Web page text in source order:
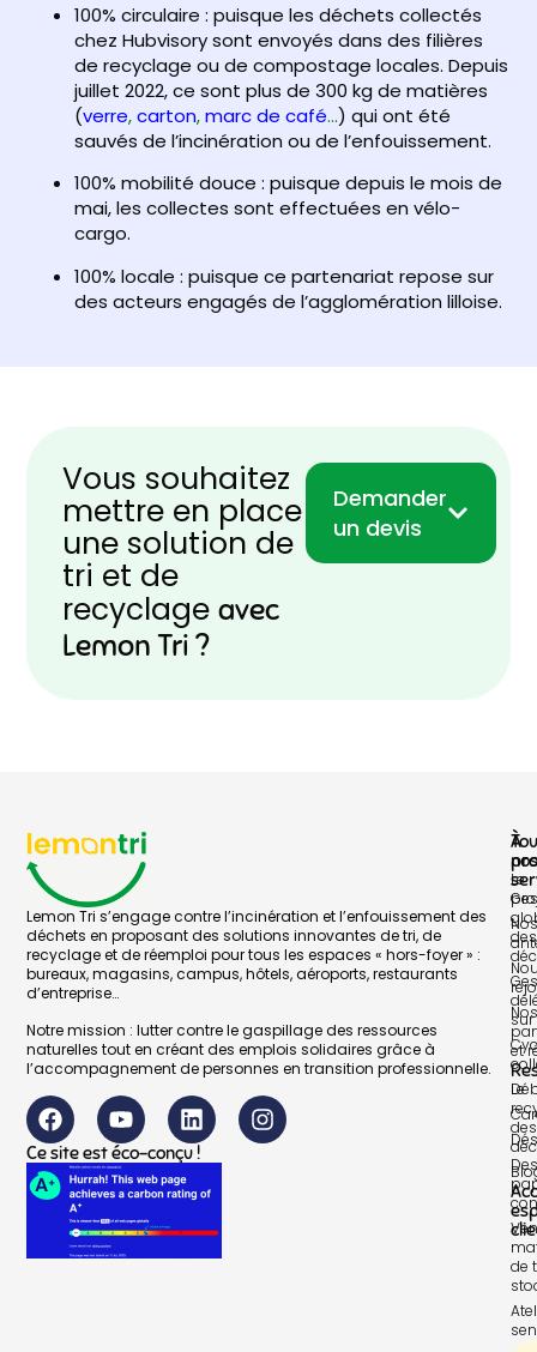
100% circulaire : puisque les déchets collectés
chez Hubvisory sont envoyés dans des filières
de recyclage ou de compostage locales. Depuis
juillet 2022, ce sont plus de 300 kg de matières
(verre,carton,marc de café…) qui ont été
sauvés de l’incinération ou de l’enfouissement.
100% mobilité douce : puisque depuis le mois de
mai, les collectes sont effectuées en vélo-
cargo.
100% locale : puisque ce partenariat repose sur
des acteurs engagés de l’agglomération lilloise.
Vous souhaitez
mettre en place
une solution de
tri et de
recyclageavec
Lemon Tri ?
Demander
un devis
Lemon Tri s’engage contre l’incinération et l’enfouissement des
déchets en proposant des solutions innovantes de tri, de
recyclage et de réemploi pour tous les espaces « hors-foyer » :
bureaux, magasins, campus, hôtels, aéroports, restaurants
d’entreprise…
Notre mission : lutter contre le gaspillage des ressources
naturelles tout en créant des emplois solidaires grâce à
l’accompagnement de personnes en transition professionnelle.
Ce site est éco-conçu !
À
Le
Nos
Nos
et
Le
des
nos
des
sur
de